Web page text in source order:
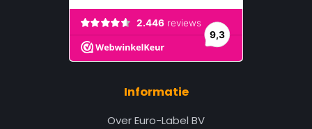
Informatie
Over Euro-Label BV